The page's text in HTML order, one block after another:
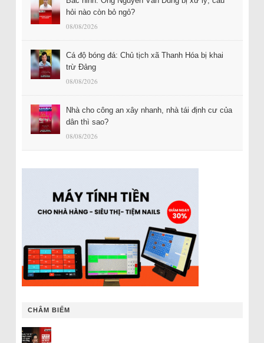
hỏi nào còn bỏ ngỏ?
08/08/2026
Cá độ bóng đá: Chủ tịch xã Thanh Hóa bị khai
trừ Đảng
08/08/2026
Nhà cho công an xây nhanh, nhà tái định cư của
dân thì sao?
08/08/2026
CHÂM BIẾM